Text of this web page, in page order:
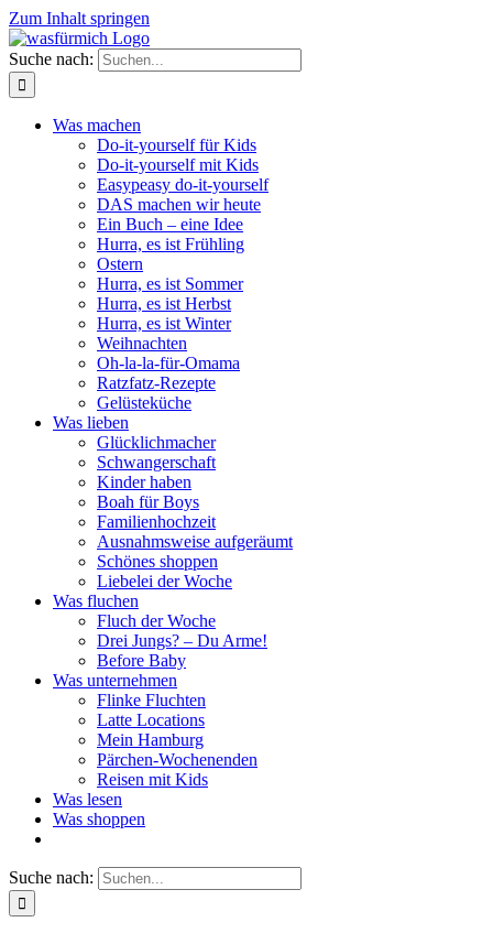
Zum Inhalt springen
Suche nach:
Was machen
Do-it-yourself für Kids
Do-it-yourself mit Kids
Easypeasy do-it-yourself
DAS machen wir heute
Ein Buch – eine Idee
Hurra, es ist Frühling
Ostern
Hurra, es ist Sommer
Hurra, es ist Herbst
Hurra, es ist Winter
Weihnachten
Oh-la-la-für-Omama
Ratzfatz-Rezepte
Gelüsteküche
Was lieben
Glücklichmacher
Schwangerschaft
Kinder haben
Boah für Boys
Familienhochzeit
Ausnahmsweise aufgeräumt
Schönes shoppen
Liebelei der Woche
Was fluchen
Fluch der Woche
Drei Jungs? – Du Arme!
Before Baby
Was unternehmen
Flinke Fluchten
Latte Locations
Mein Hamburg
Pärchen-Wochenenden
Reisen mit Kids
Was lesen
Was shoppen
Suche nach: